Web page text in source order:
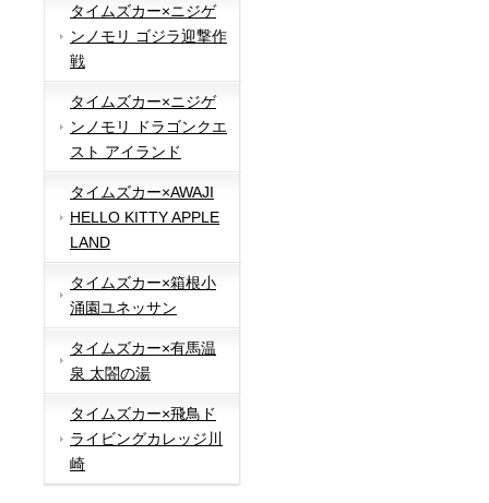
タイムズカー×ニジゲ
ンノモリ ゴジラ迎撃作
戦
タイムズカー×ニジゲ
ンノモリ ドラゴンクエ
スト アイランド
タイムズカー×AWAJI
HELLO KITTY APPLE
LAND
タイムズカー×箱根小
涌園ユネッサン
タイムズカー×有馬温
泉 太閤の湯
タイムズカー×飛鳥ド
ライビングカレッジ川
崎